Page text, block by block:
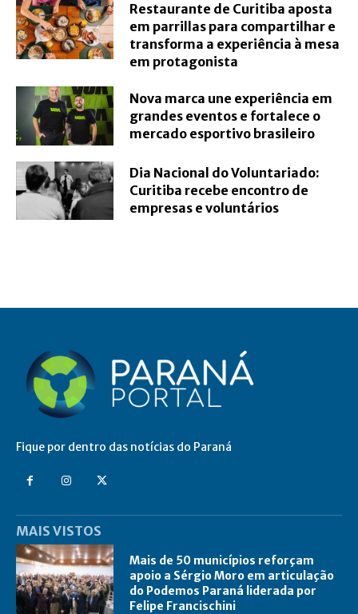
Restaurante de Curitiba aposta
em parrillas para compartilhar e
transforma a experiência à mesa
em protagonista
Nova marca une experiência em
grandes eventos e fortalece o
mercado esportivo brasileiro
Dia Nacional do Voluntariado:
Curitiba recebe encontro de
empresas e voluntários
Fique por dentro das notícias do Paraná
MAIS VISTOS
Mais de 50 municípios reforçam
apoio a Sérgio Moro em articulação
do Podemos Paraná liderada por
Felipe Francischini